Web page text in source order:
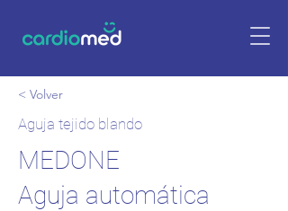
< Volver
Aguja tejido blando
MEDONE
Aguja automática